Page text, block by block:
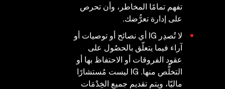
تفهم تمامًا المخاطر، وأن تحرص
على إدارة تعرُّضك.
لا تُصدِر IG أي نصائح أو توصيات أو
آراء فيما يتعلّق بالحصُول على
عقود الفروقات أو الاحتفاظ بها أو
التخلُّص منها. IG ليست مُستشارًا
ماليّا، ويتم تقديم جميع الخِدْمَات